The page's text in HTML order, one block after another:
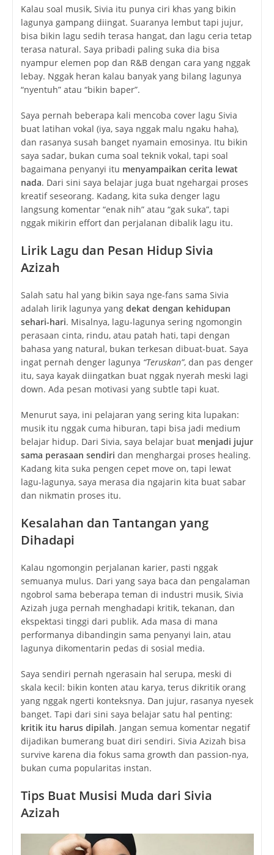
Kalau soal musik, Sivia itu punya ciri khas yang bikin
lagunya gampang diingat. Suaranya lembut tapi jujur,
bisa bikin lagu sedih terasa hangat, dan lagu ceria tetap
terasa natural. Saya pribadi paling suka dia bisa
nyampur elemen pop dan R&B dengan cara yang nggak
lebay. Nggak heran kalau banyak yang bilang lagunya
“nyentuh” atau “bikin baper”.
Saya pernah beberapa kali mencoba cover lagu Sivia
buat latihan vokal (iya, saya nggak malu ngaku haha),
dan rasanya susah banget nyamain emosinya. Itu bikin
saya sadar, bukan cuma soal teknik vokal, tapi soal
bagaimana penyanyi itu menyampaikan cerita lewat
nada. Dari sini saya belajar juga buat ngehargai proses
kreatif seseorang. Kadang, kita suka denger lagu
langsung komentar “enak nih” atau “gak suka”, tapi
nggak mikirin effort dan perjalanan dibalik lagu itu.
Lirik Lagu dan Pesan Hidup Sivia
Azizah
Salah satu hal yang bikin saya nge-fans sama Sivia
adalah lirik lagunya yang dekat dengan kehidupan
sehari-hari. Misalnya, lagu-lagunya sering ngomongin
perasaan cinta, rindu, atau patah hati, tapi dengan
bahasa yang natural, bukan terkesan dibuat-buat. Saya
ingat pernah denger lagunya “Teruskan”, dan pas denger
itu, saya kayak diingatkan buat nggak nyerah meski lagi
down. Ada pesan motivasi yang subtle tapi kuat.
Menurut saya, ini pelajaran yang sering kita lupakan:
musik itu nggak cuma hiburan, tapi bisa jadi medium
belajar hidup. Dari Sivia, saya belajar buat menjadi jujur
sama perasaan sendiri dan menghargai proses healing.
Kadang kita suka pengen cepet move on, tapi lewat
lagu-lagunya, saya merasa dia ngajarin kita buat sabar
dan nikmatin proses itu.
Kesalahan dan Tantangan yang
Dihadapi
Kalau ngomongin perjalanan karier, pasti nggak
semuanya mulus. Dari yang saya baca dan pengalaman
ngobrol sama beberapa teman di industri musik, Sivia
Azizah juga pernah menghadapi kritik, tekanan, dan
ekspektasi tinggi dari publik. Ada masa di mana
performanya dibandingin sama penyanyi lain, atau
lagunya dikomentarin pedas di sosial media.
Saya sendiri pernah ngerasain hal serupa, meski di
skala kecil: bikin konten atau karya, terus dikritik orang
yang nggak ngerti konteksnya. Dan jujur, rasanya nyesek
banget. Tapi dari sini saya belajar satu hal penting:
kritik itu harus dipilah. Jangan semua komentar negatif
dijadikan bumerang buat diri sendiri. Sivia Azizah bisa
survive karena dia fokus sama growth dan passion-nya,
bukan cuma popularitas instan.
Tips Buat Musisi Muda dari Sivia
Azizah